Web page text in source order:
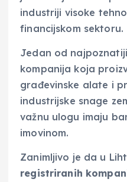
industriji visoke
financijskom sektoru.
Jedan od
kompanija koja
građevinske alate i
industrijske snage
važnu ulogu imaju
imovinom.
Zanimljivo je da u
registriranih